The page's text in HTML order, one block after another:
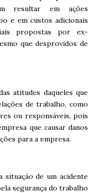
resultar em ações
e em custos adicionais
propostas por ex-
que desprovidos de
atitudes daqueles que
de trabalho, como
ou responsáveis, pois
que causar danos
para a empresa.
situação de um acidente
segurança do trabalho